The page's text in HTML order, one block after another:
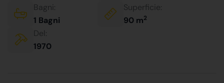
Bagni:
1 Bagni
Superficie:
90 m2
Del:
1970